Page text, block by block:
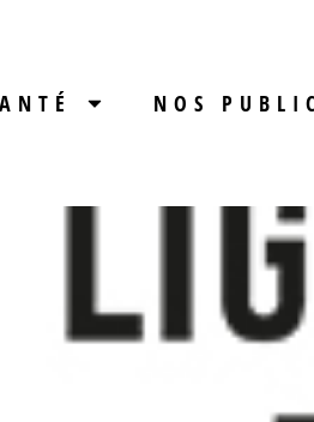
NOS